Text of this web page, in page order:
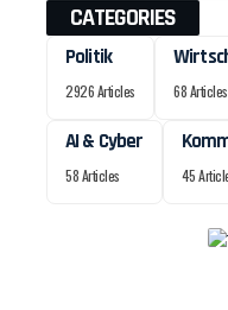
CATEGORIES
Politik
2926 Articles 68 Articles
AI & Cyber
58 Articles 45